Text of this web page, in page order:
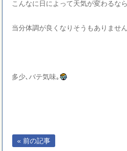
こんなに日によって天気が変わるなら
当分体調が良くなりそうもありませ
多少､バテ気味｡
« 前の記事